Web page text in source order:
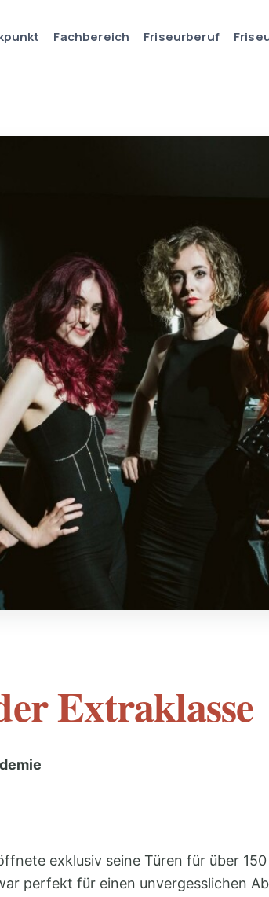
Fachbereich Friseurberuf
Extraklasse
exklusiv seine Türen für über
perfekt für einen unvergesslichen